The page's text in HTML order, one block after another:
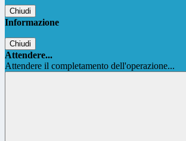
Chiudi
Informazione
Chiudi
Attendere...
Attendere il completamento dell'operazione...